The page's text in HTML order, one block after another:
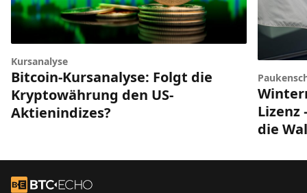
Kursanalyse
Bitcoin-Kursanalyse: Folgt die
Kryptowährung den US-
Aktienindizes?
Lizenz
die
Zur Startseite